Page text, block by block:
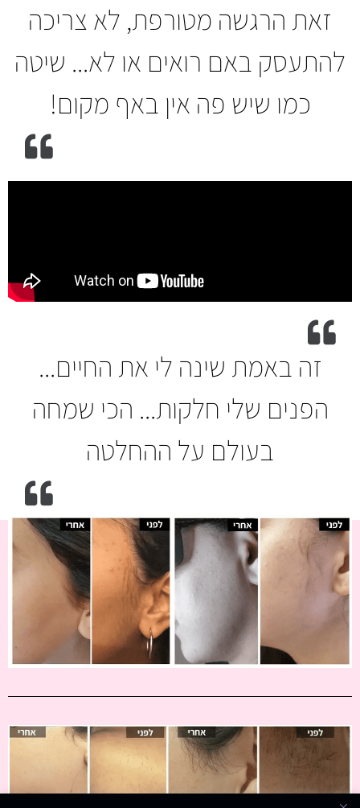
זאת הרגשה מטורפת, לא צריכה
להתעסק באם רואים או לא... שיטה
כמו שיש פה אין באף מקום!
זה באמת שינה לי את החיים...
הפנים שלי חלקות... הכי שמחה
בעולם על ההחלטה